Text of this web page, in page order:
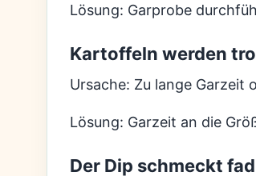
Lösung: Garprobe
Kartoffeln werden
Ursache: Zu lange Garzeit
Lösung: Garzeit an die
Der Dip schmeckt fad